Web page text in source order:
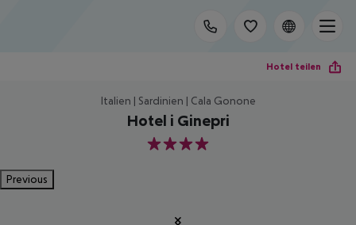
Hotel teilen
Italien | Sardinien | Cala Gonone
Hotel i Ginepri
4
Previous